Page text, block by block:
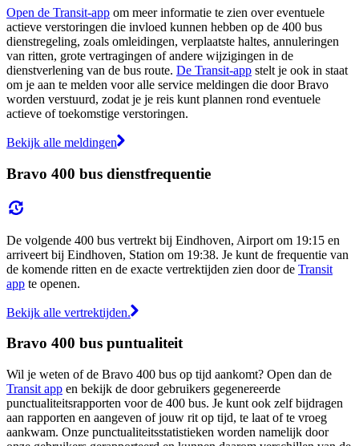
Open de Transit-app om meer informatie te zien over eventuele
actieve verstoringen die invloed kunnen hebben op de 400 bus
dienstregeling, zoals omleidingen, verplaatste haltes, annuleringen
van ritten, grote vertragingen of andere wijzigingen in de
dienstverlening van de bus route. De Transit-app stelt je ook in staat
om je aan te melden voor alle service meldingen die door Bravo
worden verstuurd, zodat je je reis kunt plannen rond eventuele
actieve of toekomstige verstoringen.
Bekijk alle meldingen
Bravo 400 bus dienstfrequentie
De volgende 400 bus vertrekt bij Eindhoven, Airport om 19:15 en
arriveert bij Eindhoven, Station om 19:38. Je kunt de frequentie van
de komende ritten en de exacte vertrektijden zien door de Transit
app te openen.
Bekijk alle vertrektijden.
Bravo 400 bus puntualiteit
Wil je weten of de Bravo 400 bus op tijd aankomt? Open dan de
Transit app en bekijk de door gebruikers gegenereerde
punctualiteitsrapporten voor de 400 bus. Je kunt ook zelf bijdragen
aan rapporten en aangeven of jouw rit op tijd, te laat of te vroeg
aankwam. Onze punctualiteitsstatistieken worden namelijk door